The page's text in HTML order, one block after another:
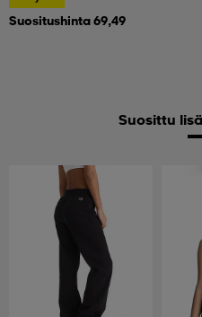
Suositushinta 69,49
Suosittu